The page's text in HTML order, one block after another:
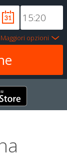
Maggiori opzioni